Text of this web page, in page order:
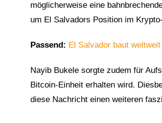
möglicherweise eine
um El Salvadors Position im
Passend: El Salvador baut
Nayib Bukele sorgte zudem für
Bitcoin-Einheit erhalten wird.
diese Nachricht einen weiteren